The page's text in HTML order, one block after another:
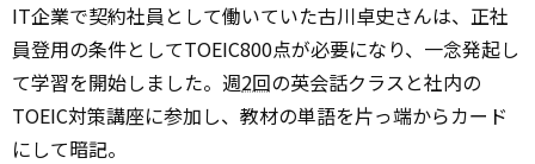
IT企業で契約社員として働いていた古川卓史さんは、正社
員登用の条件としてTOEIC800点が必要になり、一念発起し
て学習を開始しました。週2回の英会話クラスと社内の
TOEIC対策講座に参加し、教材の単語を片っ端からカード
にして暗記。